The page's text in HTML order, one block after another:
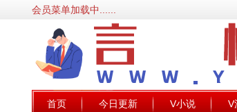
会员菜单加载中......
首页 今日更新 V小说 V